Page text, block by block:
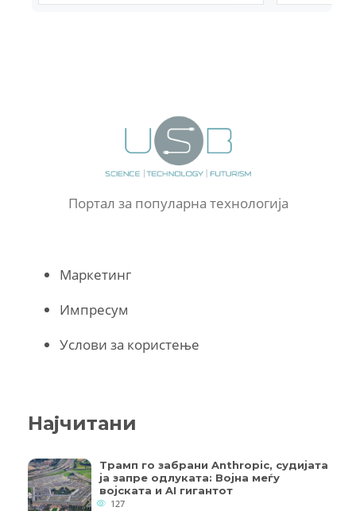
Портал за популарна технологија
Маркетинг
Импресум
Услови за користење
Најчитани
Трамп го забрани Anthropic, судијата
ја запре одлуката: Војна меѓу
војската и AI гигантот
127